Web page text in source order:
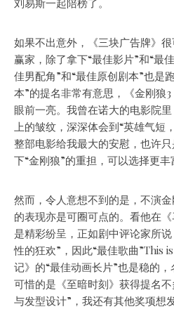
刘易斯一起陪榜了。
如果不出意外，《三块广告牌》
赢家，除了拿下“最佳影片”和“最
佳男配角”和“最佳原创剧本”也是
本”的提名非常有意思，《金刚狼
眼前一亮。我曾在诺大的电影院
上的皱纹，深深体会到“英雄气短
整部电影给我最大的安慰，也许
下“金刚狼”的重担，可以选择更丰
然而，令人意想不到的是，不演
的表现亦是可圈可点的。看他在
是精彩纷呈，正如剧中评论家所
性的狂欢”，因此“最佳歌曲”This
记》的“最佳动画长片”也是稳的，
可惜的是《至暗时刻》获得提名
与发型设计”，我还有其他奖项想